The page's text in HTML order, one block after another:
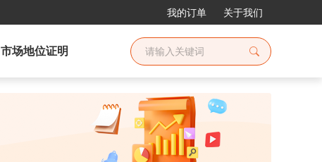
我的订单 关于我们
市场地位证明